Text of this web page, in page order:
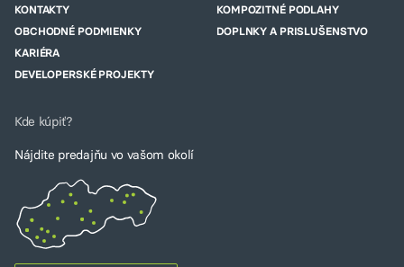
KONTAKTY
OBCHODNÉ PODMIENKY
KARIÉRA
DEVELOPERSKÉ PROJEKTY
KOMPOZITNÉ PODLAHY
DOPLNKY A PRISLUŠENSTVO
Kde kúpiť?
Nájdite predajňu vo vašom okolí